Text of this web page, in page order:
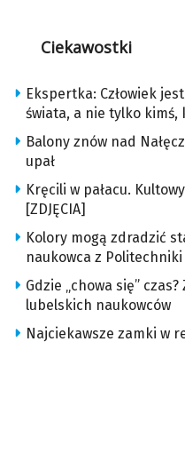
Ciekawostki
Ekspertka: Człowiek
świata, a nie tylko kimś,
Balony znów nad
upał
Kręcili w pałacu.
[ZDJĘCIA]
Kolory mogą zdradzić
naukowca z
Gdzie „chowa się”
lubelskich naukowców
Najciekawsze zamki w